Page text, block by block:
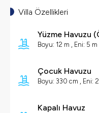
Villa Özellikleri
Yüzme Havuzu (
Boyu: 12 m , Eni: 5
Çocuk Havuzu
Boyu: 330 cm , Eni:
Kapalı Havuz